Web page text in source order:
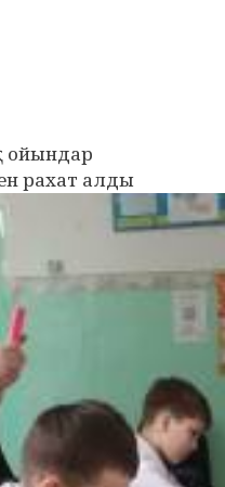
ойындар
рахат алды